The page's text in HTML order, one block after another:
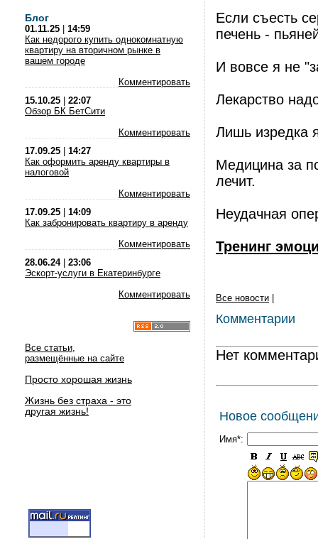
Блог
01.11.25
14:59
Как недорого купить однокомнатную
квартиру на вторичном рынке в
вашем городе
Комментировать
15.10.25
22:07
Обзор БК БетСити
Комментировать
17.09.25
14:27
Как оформить аренду квартиры в
налоговой
Комментировать
17.09.25
14:09
Как забронировать квартиру в аренду
Комментировать
28.06.24| 23:06
Эскорт-услуги в Екатеринбурге
Комментировать
Все статьи,
размещённые на сайте
Просто хорошая жизнь
Жизнь без страха - это
другая жизнь!
Если съесть
печень -
И вовсе я не
Лекарство
Лишь изредка
Медицина за
лечит.
Неудачная
Тренинг
Все новости
Комментарии
Нет
Новое
Имя*: